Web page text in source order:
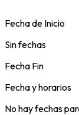
Fecha de Inicio
Sin fechas
Fecha Fin
Fecha y horarios
No hay fechas